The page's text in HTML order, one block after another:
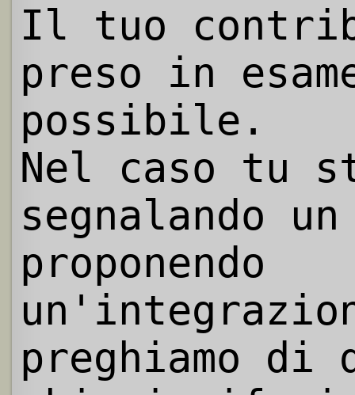
Il tuo
preso in
possibile.
Nel caso tu
segnalando
proponendo
preghiamo